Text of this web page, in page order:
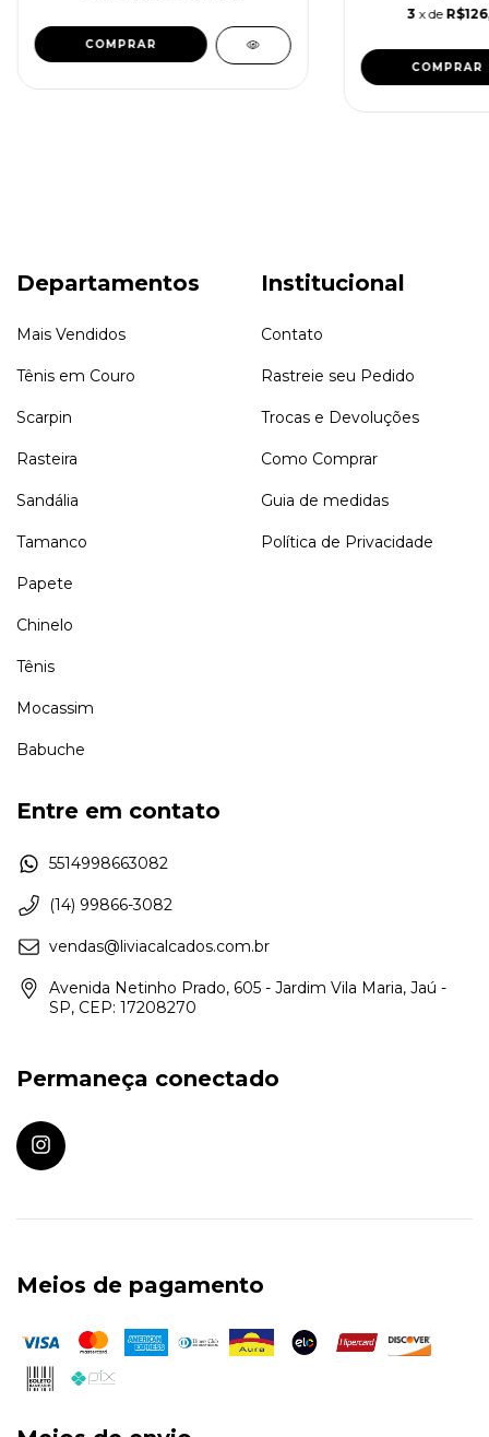
COMPRAR
3 x de
COMPRAR
Departamentos
Mais Vendidos
Tênis em Couro
Scarpin
Rasteira
Sandália
Tamanco
Papete
Chinelo
Tênis
Mocassim
Babuche
Institucional
Contato
Rastreie seu Pedido
Trocas e Devoluções
Como Comprar
Guia de medidas
Política de Privacidade
Entre em contato
5514998663082
(14) 99866-3082
vendas@liviacalcados.com.br
Avenida Netinho Prado, 605 - Jardim Vila Maria, Jaú -
SP, CEP: 17208270
Permaneça conectado
Meios de pagamento